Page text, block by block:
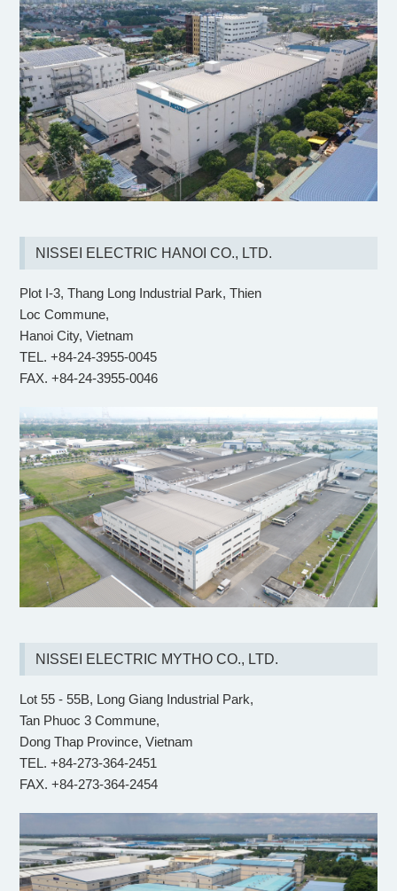
NISSEI ELECTRIC HANOI CO., LTD.
Plot I-3, Thang Long Industrial Park, Thien
Loc Commune,
Hanoi City, Vietnam
TEL. +84-24-3955-0045
FAX. +84-24-3955-0046
NISSEI ELECTRIC MYTHO CO., LTD.
Lot 55 - 55B, Long Giang Industrial Park,
Tan Phuoc 3 Commune,
Dong Thap Province, Vietnam
TEL. +84-273-364-2451
FAX. +84-273-364-2454